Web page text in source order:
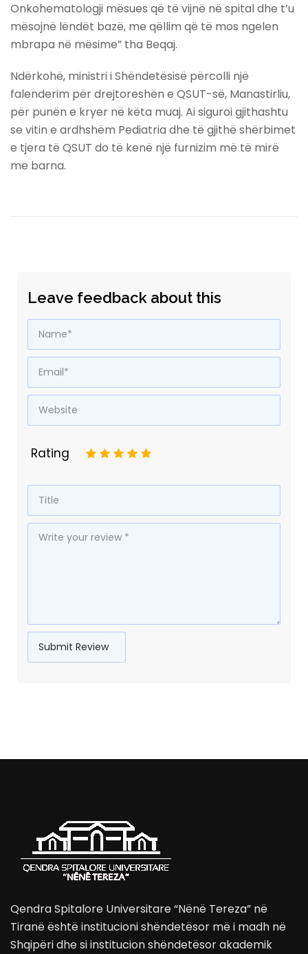
Onkohematologji mësues që të vijnë në spital dhe t’u
mësojnë lëndët bazë, me qëllim që të mos ngelen
mbrapa në mësime” tha Beqaj.
Ndërkohë, ministri i Shëndetësisë përcolli një
falenderim për drejtoreshën e QSUT-së, Manastirliu,
për punën e kryer në këta muaj. Ai siguroi gjithashtu
se vitin e ardhshëm Pediatria dhe të gjithë shërbimet
e tjera të QSUT do të kenë një furnizim më të mirë
me barna.
Leave feedback about this
Rating 5
4
3
2
Qendra Spitalore Universitare “Nënë Tereza” në
Tiranë është institucioni shëndetësor më i madh në
Shqipëri dhe si institucion shëndetësor akademik